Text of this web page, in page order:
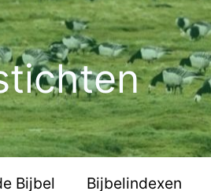
Bijbel Bijbelindexen